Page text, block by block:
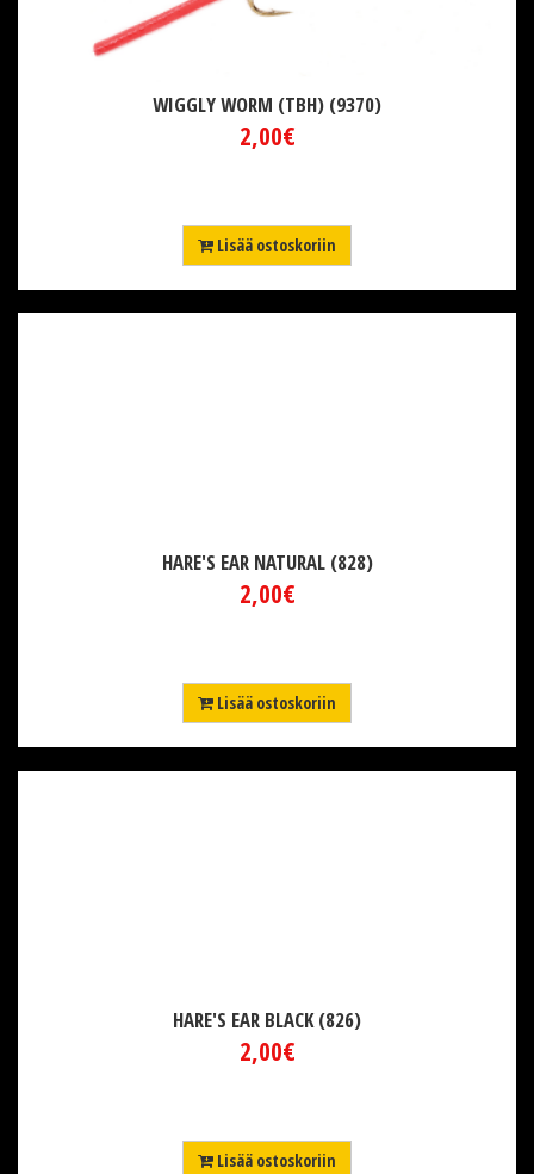
WIGGLY WORM (TBH) (9370)
2,00€
Lisää ostoskoriin
HARE'S EAR NATURAL (828)
2,00€
Lisää ostoskoriin
HARE'S EAR BLACK (826)
2,00€
Lisää ostoskoriin